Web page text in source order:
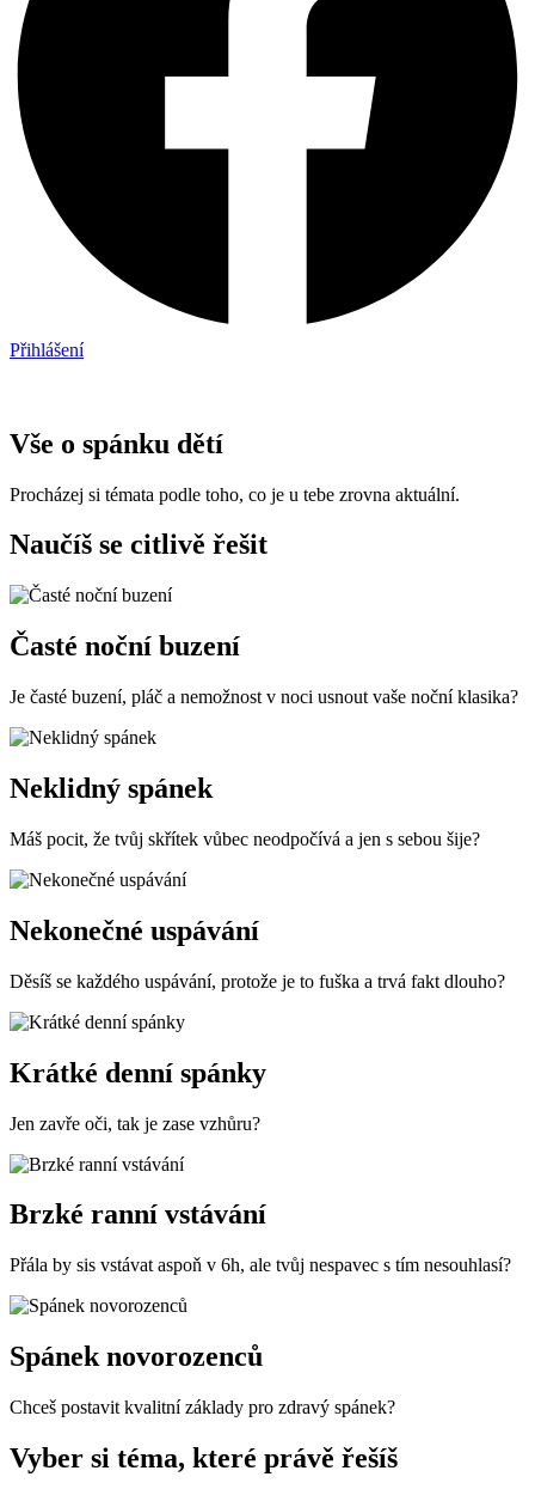
Přihlášení
Vše o spánku dětí
Procházej si témata podle toho, co je u tebe zrovna aktuální.
Naučíš se citlivě řešit
Časté noční buzení
Je časté buzení, pláč a nemožnost v noci usnout vaše noční klasika?
Neklidný spánek
Máš pocit, že tvůj skřítek vůbec neodpočívá a jen s sebou šije?
Nekonečné uspávání
Děsíš se každého uspávání, protože je to fuška a trvá fakt dlouho?
Krátké denní spánky
Jen zavře oči, tak je zase vzhůru?
Brzké ranní vstávání
Přála by sis vstávat aspoň v 6h, ale tvůj nespavec s tím nesouhlasí?
Spánek novorozenců
Chceš postavit kvalitní základy pro zdravý spánek?
Vyber si téma, které právě řešíš